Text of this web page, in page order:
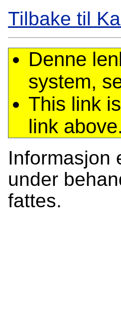
Tilbake til
Denne
system,
This link
link above.
Informasjon
under
fattes.